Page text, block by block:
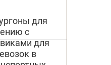
для
с
для
в